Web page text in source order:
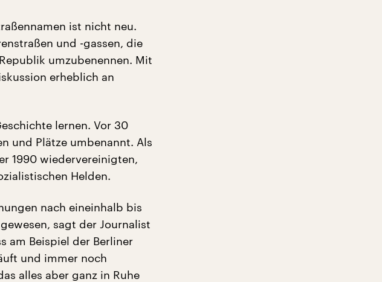
ist nicht neu.
und -gassen, die
umzubenennen. Mit
erheblich an
lernen. Vor 30
und Plätze umbenannt. Als
1990 wiedervereinigten,
Helden.
nach eineinhalb bis
sagt der Journalist
am Beispiel der Berliner
und immer noch
alles aber ganz in Ruhe